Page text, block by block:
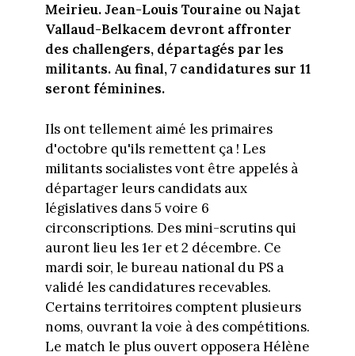
Meirieu. Jean-Louis Touraine ou Najat
Vallaud-Belkacem devront affronter
des challengers, départagés par les
militants. Au final, 7 candidatures sur 11
seront féminines.
Ils ont tellement aimé les primaires
d'octobre qu'ils remettent ça ! Les
militants socialistes vont être appelés à
départager leurs candidats aux
législatives dans 5 voire 6
circonscriptions. Des mini-scrutins qui
auront lieu les 1er et 2 décembre. Ce
mardi soir, le bureau national du PS a
validé les candidatures recevables.
Certains territoires comptent plusieurs
noms, ouvrant la voie à des compétitions.
Le match le plus ouvert opposera Hélène